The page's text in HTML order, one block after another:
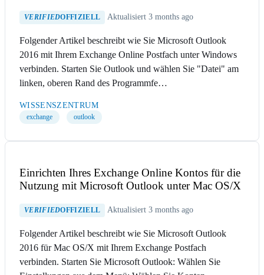
VERIFIEDOFFIZIELL Aktualisiert 3 months ago
Folgender Artikel beschreibt wie Sie Microsoft Outlook
2016 mit Ihrem Exchange Online Postfach unter Windows
verbinden. Starten Sie Outlook und wählen Sie "Datei" am
linken, oberen Rand des Programmfe…
WISSENSZENTRUM
exchange outlook
Einrichten Ihres Exchange Online Kontos für die
Nutzung mit Microsoft Outlook unter Mac OS/X
VERIFIEDOFFIZIELL Aktualisiert 3 months ago
Folgender Artikel beschreibt wie Sie Microsoft Outlook
2016 für Mac OS/X mit Ihrem Exchange Postfach
verbinden. Starten Sie Microsoft Outlook: Wählen Sie